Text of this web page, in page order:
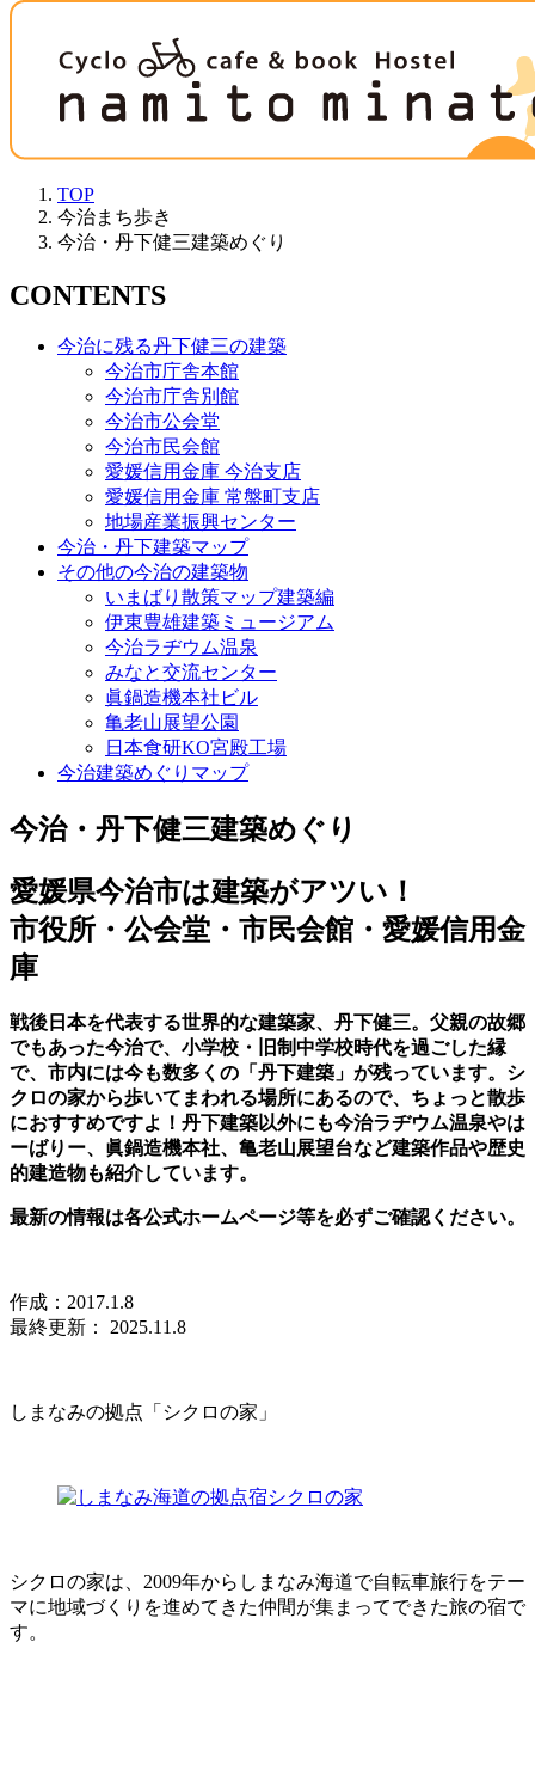
TOP
今治まち歩き
今治・丹下健三建築めぐり
CONTENTS
今治に残る丹下健三の建築
今治市庁舎本館
今治市庁舎別館
今治市公会堂
今治市民会館
愛媛信用金庫 今治支店
愛媛信用金庫 常盤町支店
地場産業振興センター
今治・丹下建築マップ
その他の今治の建築物
いまばり散策マップ建築編
伊東豊雄建築ミュージアム
今治ラヂウム温泉
みなと交流センター
眞鍋造機本社ビル
亀老山展望公園
日本食研KO宮殿工場
今治建築めぐりマップ
今治・丹下健三建築めぐり
愛媛県今治市は建築がアツい！
市役所・公会堂・市民会館・愛媛信用金
庫
戦後日本を代表する世界的な建築家、丹下健三。父親の故郷
でもあった今治で、小学校・旧制中学校時代を過ごした縁
で、市内には今も数多くの「丹下建築」が残っています。シ
クロの家から歩いてまわれる場所にあるので、ちょっと散歩
におすすめですよ！ 丹下建築以外にも今治ラヂウム温泉やは
ーばりー、眞鍋造機本社、亀老山展望台など建築作品や歴史
的建造物も紹介しています。
最新の情報は各公式ホームページ等を必ずご確認ください。
作成：2017.1.8
最終更新： 2025.11.8
しまなみの拠点「シクロの家」
シクロの家は、2009年からしまなみ海道で自転車旅行をテー
マに地域づくりを進めてきた仲間が集まってできた旅の宿で
す。